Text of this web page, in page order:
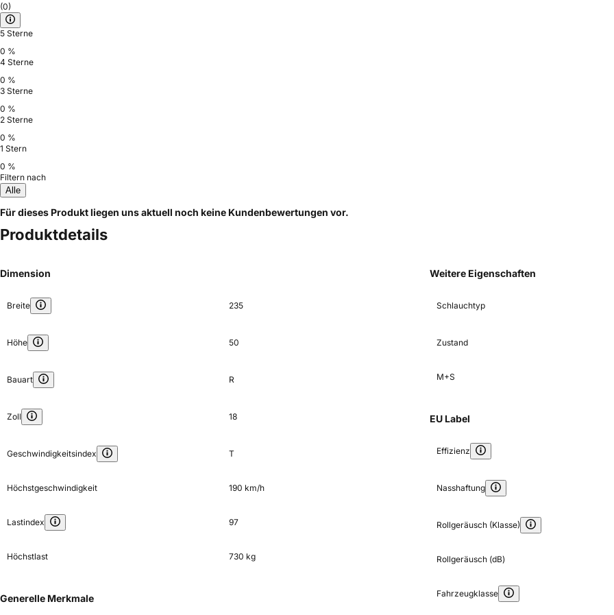
(0)
5 Sterne
0 %
4 Sterne
0 %
3 Sterne
0 %
2 Sterne
0 %
1 Stern
0 %
Filtern nach
Alle
Für dieses Produkt liegen uns aktuell noch keine Kundenbewertungen vor.
Produktdetails
Dimension
Breite 235
Höhe 50
Bauart R
Zoll 18
Geschwindigkeitsindex T
Höchstgeschwindigkeit 190 km/h
Lastindex 97
Höchstlast 730 kg
Generelle Merkmale
Weitere Eigenschaften
Schlauchtyp
Zustand
M+S
EU Label
Effizienz
Nasshaftung
Rollgeräusch (Klasse)
Rollgeräusch (dB)
Fahrzeugklasse